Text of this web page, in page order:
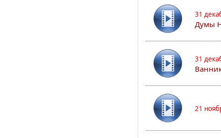
31
Думы
31
21